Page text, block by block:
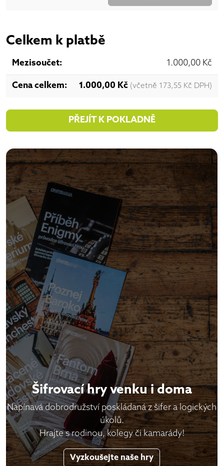
Celkem k platbě
1.000,00 Kč
1.000,00 Kč (včetně 173,55 Kč DPH)
PŘEJÍT K POKLADNĚ
Šifrovací hry venku i doma
Napínavá dobrodružství poskládaná z šifer a logických
úkolů.
Hrajte s rodinou, kolegy či kamarády!
Vyzkoušejte naše hry